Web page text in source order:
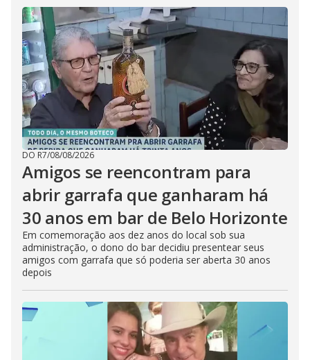
DO R7/08/08/2026
Amigos se reencontram para
abrir garrafa que ganharam há
30 anos em bar de Belo Horizonte
Em comemoração aos dez anos do local sob sua
administração, o dono do bar decidiu presentear seus
amigos com garrafa que só poderia ser aberta 30 anos
depois